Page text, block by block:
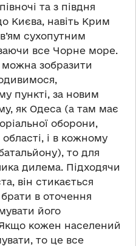
та з півдня
Києва, навіть Крим
сухопутним
все Чорне море.
зобразити
пункті, за новим
як Одеса (а там має
оборони,
і в кожному
то для
дилема. Підходячи
він стикається
в оточення
його
кожен населений
то це все